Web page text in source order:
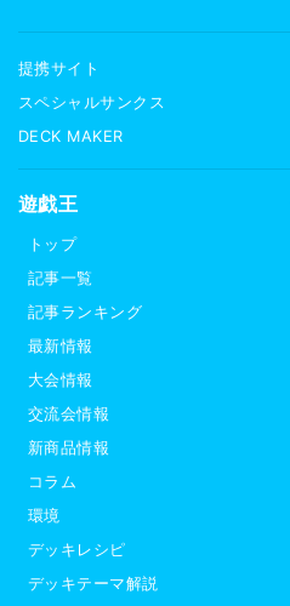
提携サイト
スペシャルサンクス
DECK MAKER
遊戯王
トップ
記事一覧
記事ランキング
最新情報
大会情報
交流会情報
新商品情報
コラム
環境
デッキレシピ
デッキテーマ解説